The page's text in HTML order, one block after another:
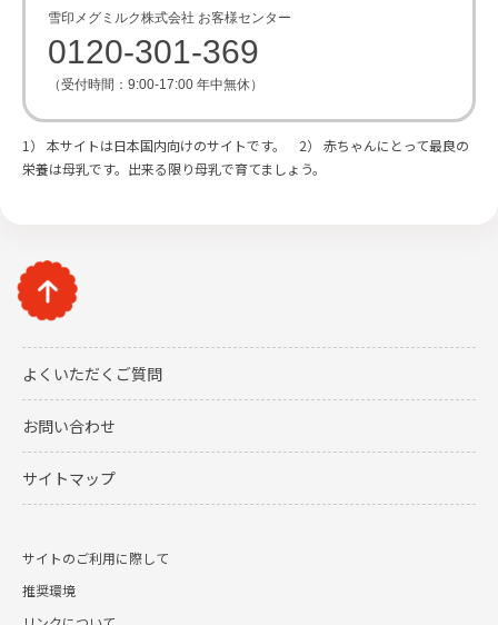
雪印メグミルク株式会社 お客様センター
0120-301-369
（受付時間：9:00-17:00 年中無休）
1） 本サイトは日本国内向けのサイトです。 2） 赤ちゃんにとって最良の
栄養は母乳です。出来る限り母乳で育てましょう。
よくいただくご質問
お問い合わせ
サイトマップ
サイトのご利用に際して
推奨環境